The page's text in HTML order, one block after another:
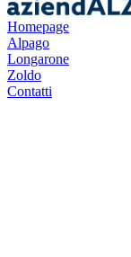
Homepage
Alpago
Longarone
Zoldo
Contatti